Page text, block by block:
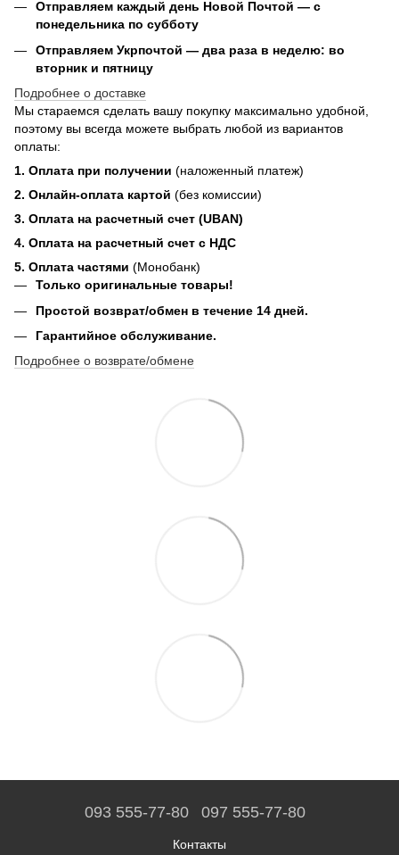
Отправляем каждый день Новой Почтой — с
понедельника по субботу
Отправляем Укрпочтой — два раза в неделю: во
вторник и пятницу
Подробнее о доставке
Мы стараемся сделать вашу покупку максимально удобной,
поэтому вы всегда можете выбрать любой из вариантов
оплаты:
1. Оплата при получении (наложенный платеж)
2. Онлайн-оплата картой (без комиссии)
3. Оплата на расчетный счет (UBAN)
4. Оплата на расчетный счет с НДС
5. Оплата частями (Монобанк)
Только оригинальные товары!
Простой возврат/обмен в течение 14 дней.
Гарантийное обслуживание.
Подробнее о возврате/обмене
093 555-77-80 097 555-77-80
Контакты